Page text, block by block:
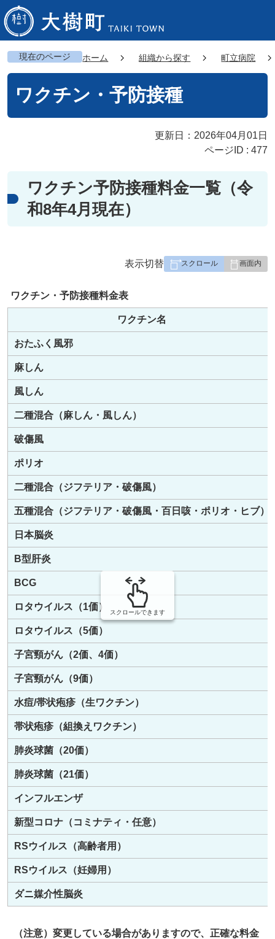
現在のページ ホーム 組織から探す 町立病院
ワクチン・予防接種
更新日：2026年04月01日
ページID :477
ワクチン予防接種料金一覧（令
和8年4月現在）
表
み
の
表示切替
ワクチン・予防接種料金表
ワクチン名
おたふく風邪
麻しん
風しん
二種混合（麻しん・風しん）
破傷風
ポリオ
二種混合（ジフテリア・破傷風）
五種混合（ジフテリア・破傷風・百日咳・ポリオ・ヒブ）
日本脳炎
B型肝炎
BCG
ロタウイルス（1価）
ロタウイルス（5価）
子宮頸がん（2価、4価）
子宮頸がん（9価）
水痘/帯状疱疹（生ワクチン）
帯状疱疹（組換えワクチン）
肺炎球菌（20価）
肺炎球菌（21価）
インフルエンザ
新型コロナ（コミナティ・任意）
RSウイルス（高齢者用）
RSウイルス（妊婦用）
ダニ媒介性脳炎
スクロールできます
（注意）変更している場合がありますので、正確な料金